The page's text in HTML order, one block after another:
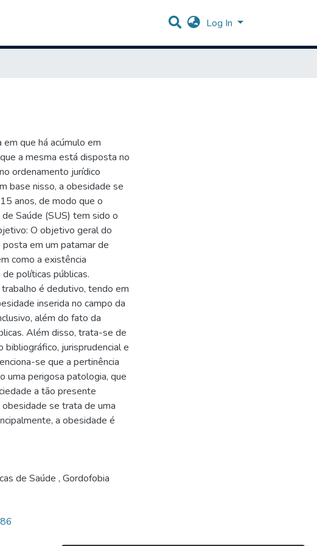
Log In
que há acúmulo em
a mesma está disposta no
ordenamento jurídico
base nisso, a obesidade se
anos, de modo que o
Saúde (SUS) tem sido o
O objetivo geral do
em um patamar de
como a existência
políticas públicas.
é dedutivo, tendo em
inserida no campo da
além do fato da
Além disso, trata-se de
jurisprudencial e
se que a pertinência
uma perigosa patologia, que
a tão presente
se trata de uma
a obesidade é
de Saúde , Gordofobia